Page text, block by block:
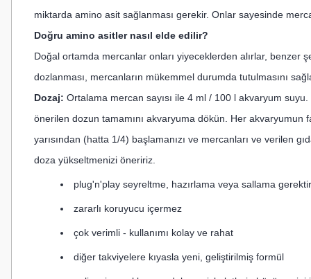
miktarda amino asit sağlanması gerekir. Onlar sayesinde
Doğru amino asitler nasıl elde edilir?
Doğal ortamda mercanlar onları yiyeceklerden alırlar, benzer
dozlanması, mercanların mükemmel durumda tutulmasını
Dozaj: Ortalama mercan sayısı ile 4 ml / 100 l akvaryum
önerilen dozun tamamını akvaryuma dökün. Her akvaryumun
yarısından (hatta 1/4) başlamanızı ve mercanları ve verilen
doza yükseltmenizi öneririz.
plug'n'play seyreltme, hazırlama veya sallama
zararlı koruyucu içermez
çok verimli - kullanımı kolay ve rahat
diğer takviyelere kıyasla yeni, geliştirilmiş formül